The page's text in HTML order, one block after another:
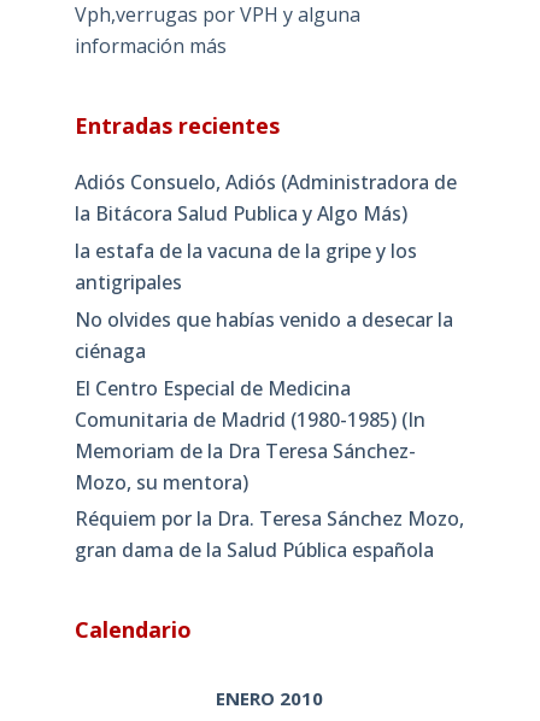
Vph,verrugas por VPH y alguna
información más
Entradas recientes
Adiós Consuelo, Adiós (Administradora de
la Bitácora Salud Publica y Algo Más)
la estafa de la vacuna de la gripe y los
antigripales
No olvides que habías venido a desecar la
ciénaga
El Centro Especial de Medicina
Comunitaria de Madrid (1980-1985) (In
Memoriam de la Dra Teresa Sánchez-
Mozo, su mentora)
Réquiem por la Dra. Teresa Sánchez Mozo,
gran dama de la Salud Pública española
Calendario
ENERO 2010